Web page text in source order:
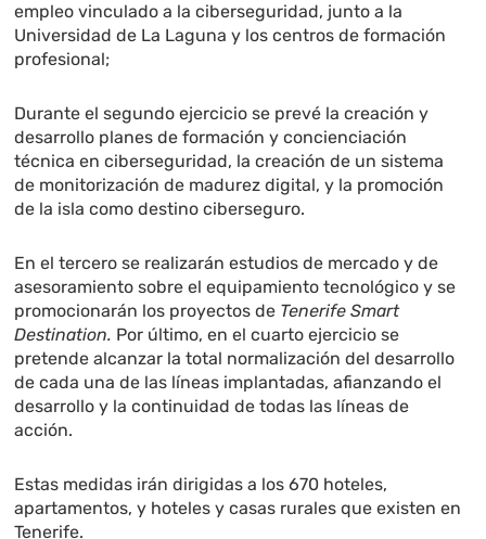
empleo vinculado a la ciberseguridad, junto a la
Universidad de La Laguna y los centros de formación
profesional;
Durante el segundo ejercicio se prevé la creación y
desarrollo planes de formación y concienciación
técnica en ciberseguridad, la creación de un sistema
de monitorización de madurez digital, y la promoción
de la isla como destino ciberseguro.
En el tercero se realizarán estudios de mercado y de
asesoramiento sobre el equipamiento tecnológico y se
promocionarán los proyectos de Tenerife Smart
Destination. Por último, en el cuarto ejercicio se
pretende alcanzar la total normalización del desarrollo
de cada una de las líneas implantadas, afianzando el
desarrollo y la continuidad de todas las líneas de
acción.
Estas medidas irán dirigidas a los 670 hoteles,
apartamentos, y hoteles y casas rurales que existen en
Tenerife.